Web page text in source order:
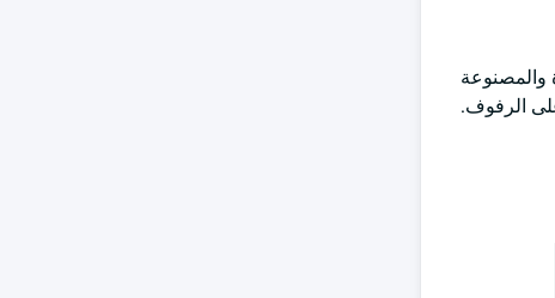
والمصنوعة
الرفوف.